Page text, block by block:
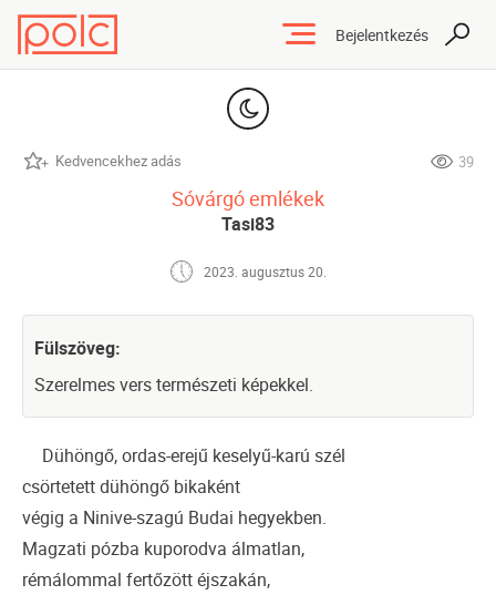
Bejelentkezés
Kedvencekhez adás 39
Sóvárgó emlékek
Tasi83
2023. augusztus 20.
Fülszöveg:
Szerelmes vers természeti képekkel.
Dühöngő, ordas-erejű keselyű-karú szél
csörtetett dühöngő bikaként
végig a Ninive-szagú Budai hegyekben.
Magzati pózba kuporodva álmatlan,
rémálommal fertőzött éjszakán,